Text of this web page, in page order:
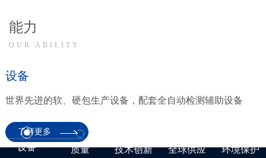
能力
OUR ABILITY
设备
世界先进的软、硬包生产设备，配套全自动检测辅助设备
了解更多
设备 质量 技术创新 全球供应 环境保护